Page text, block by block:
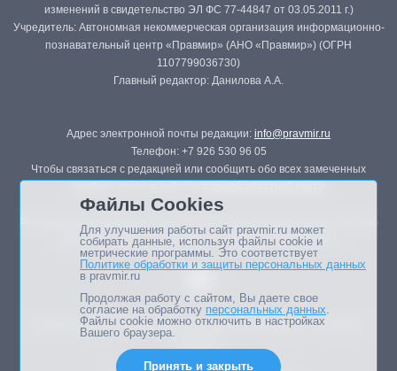
изменений в свидетельство ЭЛ ФС 77-44847 от 03.05.2011 г.)
Учредитель: Автономная некоммерческая организация информационно-
познавательный центр «Правмир» (АНО «Правмир») (ОГРН
1107799036730)
Главный редактор: Данилова А.А.
Адрес электронной почты редакции: info@pravmir.ru
Телефон: +7 926 530 96 05
Чтобы связаться с редакцией или сообщить обо всех замеченных
Републикация материалов сайта в печатных изданиях (книгах, прессе)
возможна только с письменного разрешения редакции.
Мнение авторов статей портала может не совпадать с позицией
Файлы Cookies
Для улучшения работы сайт pravmir.ru может
собирать данные, используя файлы cookie и
метрические программы. Это соответствует
Политике обработки и защиты персональных данных
в pravmir.ru
Продолжая работу с сайтом, Вы даете свое
согласие на обработку персональных данных.
Файлы cookie можно отключить в настройках
Вашего браузера.
Принять и закрыть